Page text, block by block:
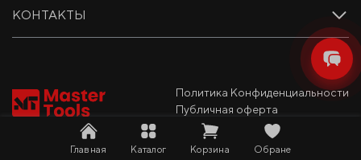
Главная Каталог Корзина Обране
КОНТАКТЫ
Политика Конфиденциальности
Публичная оферта